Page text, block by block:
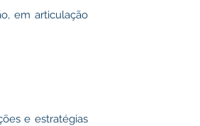
em articulação
e estratégias